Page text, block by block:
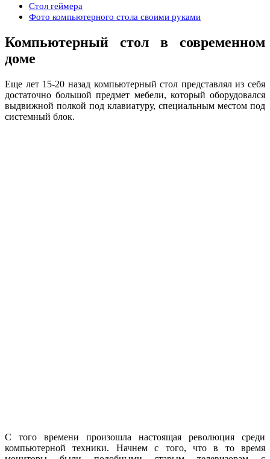
Стол геймера
Фото компьютерного стола своими руками
Компьютерный стол в современном
доме
Еще лет 15-20 назад компьютерный стол представлял из себя
достаточно большой предмет мебели, который оборудовался
выдвижной полкой под клавиатуру, специальным местом под
системный блок.
С того времени произошла настоящая революция среди
компьютерной техники. Начнем с того, что в то время